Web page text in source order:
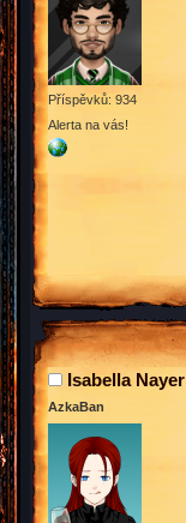
Příspěvků: 934
Alerta na vás!
Isabella Nayer
AzkaBan